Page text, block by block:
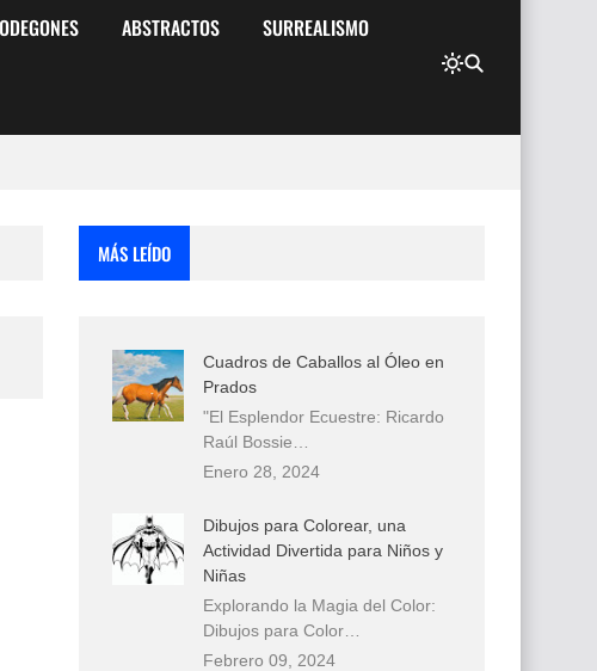
ABSTRACTOS SURREALISMO
MÁS LEÍDO
Cuadros de Caballos al Óleo en
Prados
"El Esplendor Ecuestre: Ricardo
Raúl Bossie…
Enero 28, 2024
Dibujos para Colorear, una
Actividad Divertida para Niños y
Niñas
Explorando la Magia del Color:
Dibujos para Color…
Febrero 09, 2024